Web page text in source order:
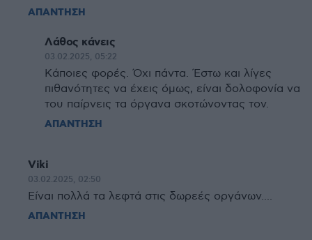
ΑΠΑΝΤΗΣΗ
Λάθος κάνεις
03.02.2025, 05:22
Κάποιες φορές. Όχι πάντα. Έστω και λίγες
πιθανότητες να έχεις όμως, είναι δολοφονία να
του παίρνεις τα όργανα σκοτώνοντας τον.
ΑΠΑΝΤΗΣΗ
Viki
03.02.2025, 02:50
Είναι πολλά τα λεφτά στις δωρεές οργάνων....
ΑΠΑΝΤΗΣΗ